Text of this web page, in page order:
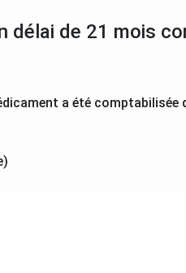
délai de 21 mois
a été comptabilisée